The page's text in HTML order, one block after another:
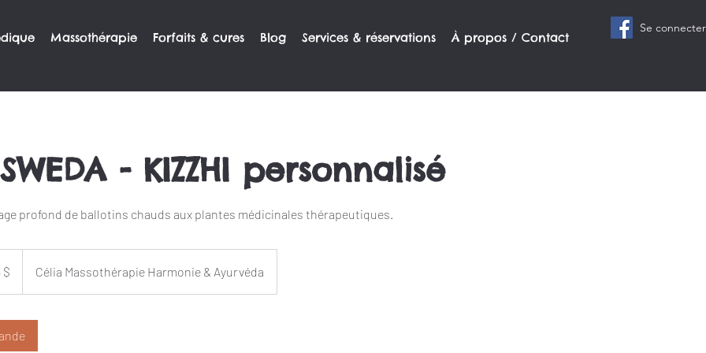
Massothérapie Forfaits & cures Blog Services & réservations À propos / Contact
Se connecter
- KIZZHI personnalisé
profond de ballotins chauds aux plantes médicinales thérapeutiques.
$ Célia Massothérapie Harmonie & Ayurvéda